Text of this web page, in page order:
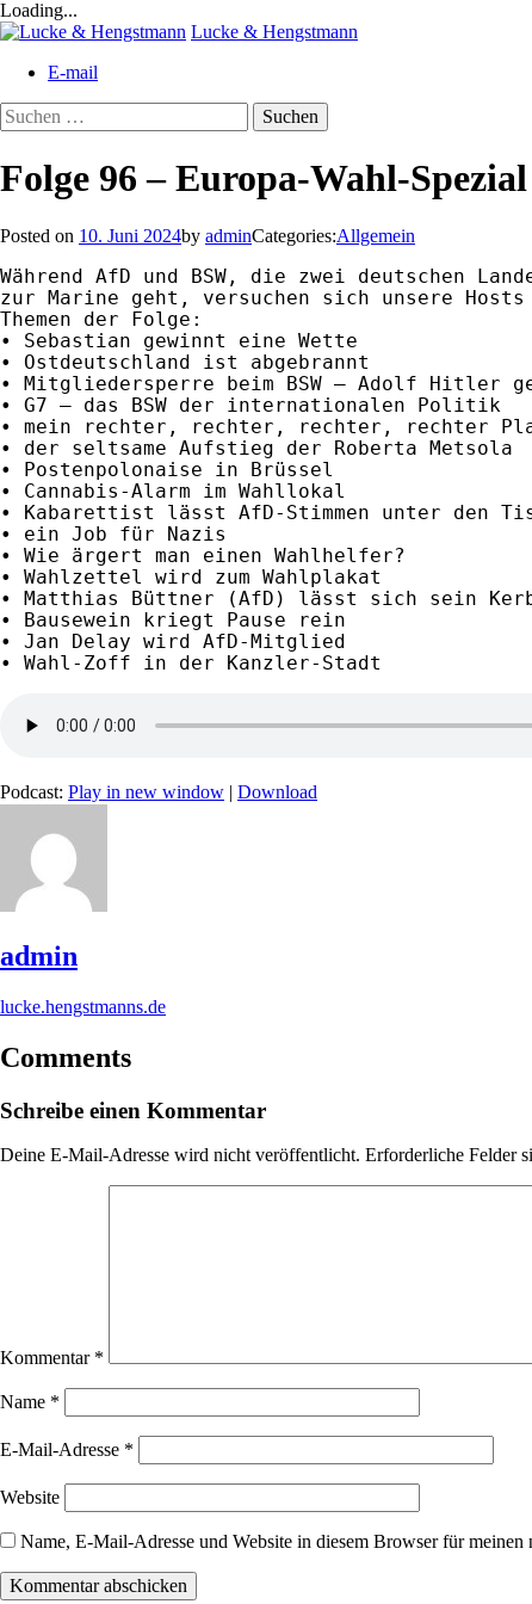
Loading...
Skip
content
Lucke & Hengstmann
E-mail
Suchen
nach:
Folge 96 – Europa-Wahl-
Posted on 10. Juni 2024by adminCategories:Allgemein
Während AfD und BSW, die zwei deutschen
zur Marine geht, versuchen sich unsere Hosts
Themen der Folge:
• Sebastian gewinnt eine Wette
• Ostdeutschland ist abgebrannt
• Mitgliedersperre beim BSW – Adolf Hitler
• G7 – das BSW der internationalen Politik
• mein rechter, rechter, rechter, rechter
• der seltsame Aufstieg der Roberta Metsola
• Postenpolonaise in Brüssel
• Cannabis-Alarm im Wahllokal
• Kabarettist lässt AfD-Stimmen unter den
• ein Job für Nazis
• Wie ärgert man einen Wahlhelfer?
• Wahlzettel wird zum Wahlplakat
• Matthias Büttner (AfD) lässt sich sein
• Bausewein kriegt Pause rein
• Jan Delay wird AfD-Mitglied
• Wahl-Zoff in der Kanzler-Stadt
Podcast: Play in new window | Download
admin
lucke.hengstmanns.de
Comments
Schreibe einen Kommentar
Deine E-Mail-Adresse wird nicht veröffentlicht. Erforderliche Felder
Kommentar *
Name *
E-Mail-Adresse *
Website
Name, E-Mail-Adresse und Website in diesem Browser für meinen